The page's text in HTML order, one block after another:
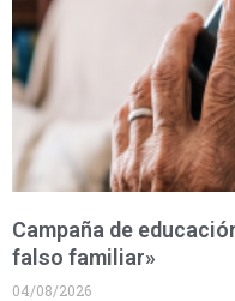
Campaña de
falso familiar»
04/08/2026